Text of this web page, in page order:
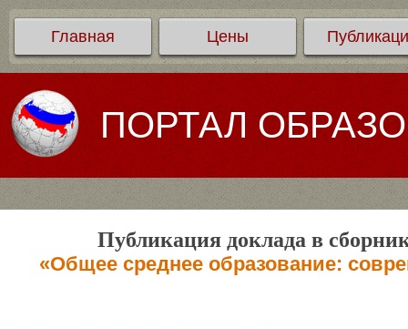
Главная Цены
ПОРТАЛ
Публикация доклада в
«Общее среднее образование: